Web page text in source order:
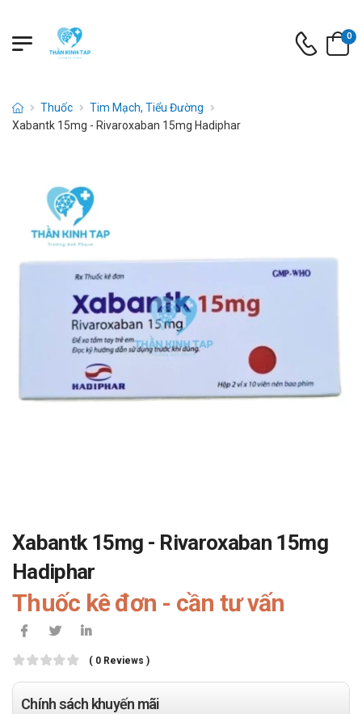
0
Thuốc
Tim Mạch, Tiểu Đường
Xabantk 15mg - Rivaroxaban 15mg Hadiphar
Xabantk 15mg - Rivaroxaban 15mg
Hadiphar
Thuốc kê đơn - cần tư vấn
( 0 Reviews )
Chính sách khuyến mãi